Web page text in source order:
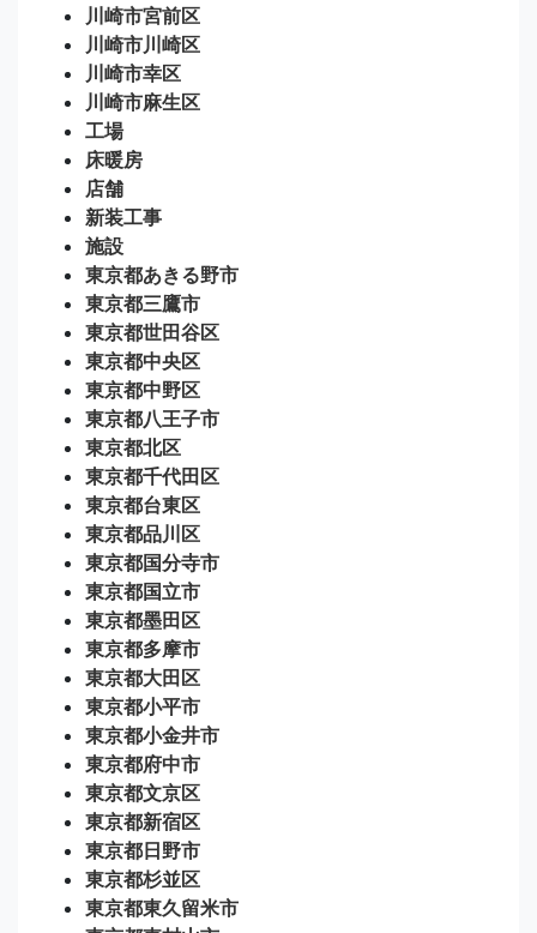
川崎市宮前区
川崎市川崎区
川崎市幸区
川崎市麻生区
工場
床暖房
店舗
新装工事
施設
東京都あきる野市
東京都三鷹市
東京都世田谷区
東京都中央区
東京都中野区
東京都八王子市
東京都北区
東京都千代田区
東京都台東区
東京都品川区
東京都国分寺市
東京都国立市
東京都墨田区
東京都多摩市
東京都大田区
東京都小平市
東京都小金井市
東京都府中市
東京都文京区
東京都新宿区
東京都日野市
東京都杉並区
東京都東久留米市